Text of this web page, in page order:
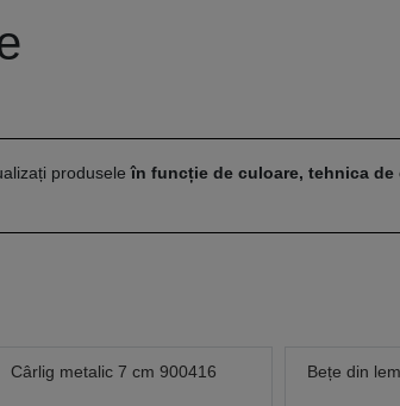
produseleîn funcție de culoare, tehnica de
Cârlig metalic 7 cm 900416
Bețe din